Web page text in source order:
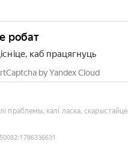
робат
каб працягнуць
by Yandex Cloud
праблемы, калі ласка, скарыстайце
:1786336631